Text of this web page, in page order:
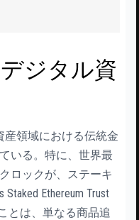
ジタル資
領域における伝統金
いる。特に、世界最
ロックが、ステーキ
Ethereum Trust
とは、単なる商品追